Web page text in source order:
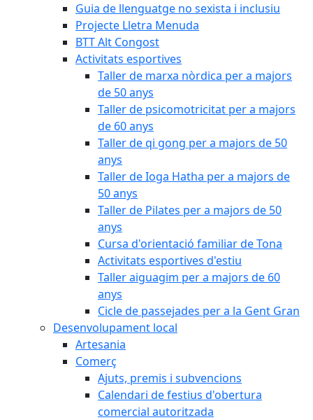
Guia de llenguatge no sexista i inclusiu
Projecte Lletra Menuda
BTT Alt Congost
Activitats esportives
Taller de marxa nòrdica per a majors
de 50 anys
Taller de psicomotricitat per a majors
de 60 anys
Taller de qi gong per a majors de 50
anys
Taller de Ioga Hatha per a majors de
50 anys
Taller de Pilates per a majors de 50
anys
Cursa d'orientació familiar de Tona
Activitats esportives d'estiu
Taller aiguagim per a majors de 60
anys
Cicle de passejades per a la Gent Gran
Desenvolupament local
Artesania
Comerç
Ajuts, premis i subvencions
Calendari de festius d'obertura
comercial autoritzada